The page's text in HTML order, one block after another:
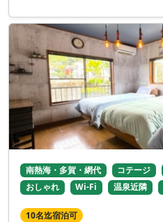
南熱海・多賀・網代 コテージ
おしゃれ
Wi-Fi 温泉近隣
10名迄宿泊可